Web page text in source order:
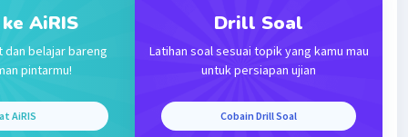
AiRIS
dan belajar bareng
pintarmu!
AiRIS
Drill Soal
Latihan soal sesuai topik yang kamu mau
untuk persiapan ujian
Cobain Drill Soal